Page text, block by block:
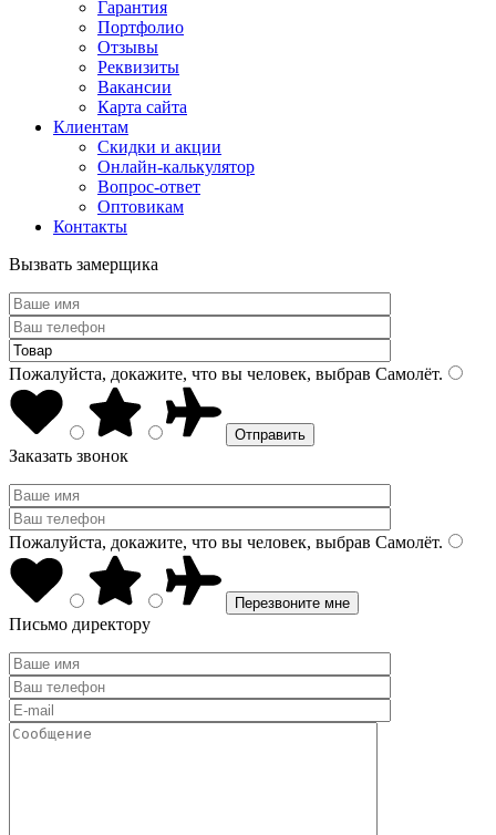
Гарантия
Портфолио
Отзывы
Реквизиты
Вакансии
Карта сайта
Клиентам
Скидки и акции
Онлайн-калькулятор
Вопрос-ответ
Оптовикам
Контакты
Вызвать замерщика
Пожалуйста, докажите, что вы человек, выбрав Самолёт.
Заказать звонок
Пожалуйста, докажите, что вы человек, выбрав Самолёт.
Письмо директору